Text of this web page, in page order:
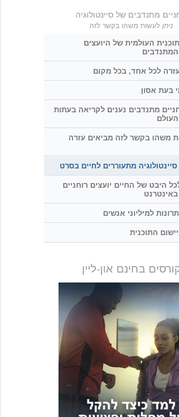
מתנדבים של סיינטולוגיה
ניתן לעשות משהו בקשר לזה
העולמית של היועצים
המתנדבים
לכל אחד, בכל מקום
בעת אסון
מתנדבים נענים לקריאה בעתות
משהו בקשר לזה מביאים עזרה
מתעוררים לחיים בסרט
היבט של החיים יועצים רוחניים
למיליוני אנשים
התוכנית
בחינם און-ליין